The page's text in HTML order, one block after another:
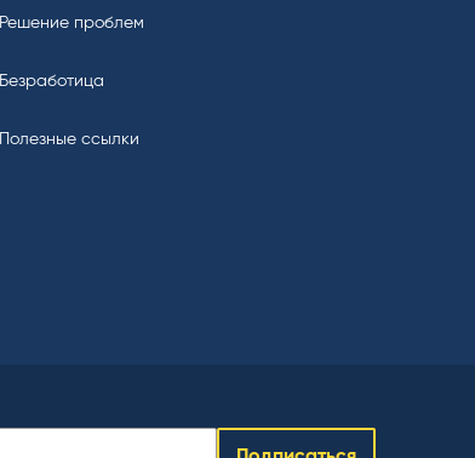
Решение проблем
Безработица
Полезные ссылки